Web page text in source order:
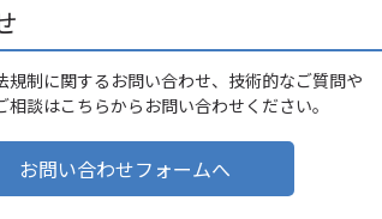
規制に関するお問い合わせ、技術的なご質問や
談はこちらからお問い合わせください。
お問い合わせフォームへ